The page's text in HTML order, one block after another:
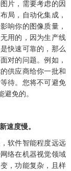
片，需要考虑的因
局，自动化集成，
响你的图像质量，
用的，因为生产线
快速可靠的，那么
对的问题。例如，
供应商给你一批和
待。您将不可避免
免的。
速度慢。
软件智能程度远远
络在机器视觉领域
，功能复杂，且样